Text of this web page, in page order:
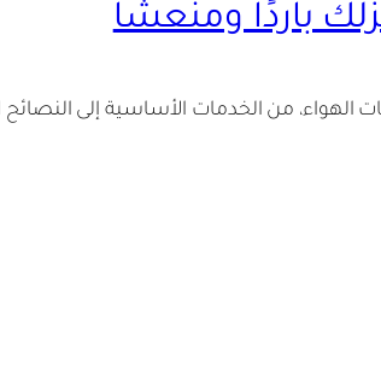
باردًا ومنعشًا
من الخدمات الأساسية إلى